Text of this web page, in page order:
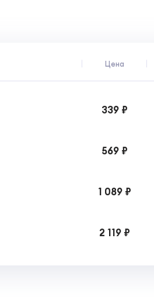
Цена
339 ₽
569 ₽
1 089 ₽
2 119 ₽